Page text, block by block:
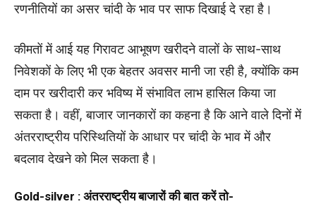
रणनीतियों का असर चांदी के भाव पर साफ दिखाई दे रहा है।
कीमतों में आई यह गिरावट आभूषण खरीदने वालों के साथ-साथ
निवेशकों के लिए भी एक बेहतर अवसर मानी जा रही है, क्योंकि कम
दाम पर खरीदारी कर भविष्य में संभावित लाभ हासिल किया जा
सकता है। वहीं, बाजार जानकारों का कहना है कि आने वाले दिनों में
अंतरराष्ट्रीय परिस्थितियों के आधार पर चांदी के भाव में और
बदलाव देखने को मिल सकता है।
Gold-silver : अंतरराष्ट्रीय बाजारों की बात करें तो-